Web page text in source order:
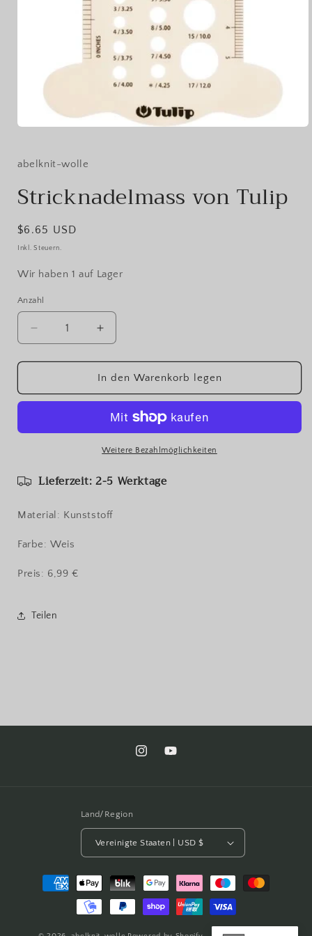
Modal
abelknit-wolle
Stricknadelmass von Tulip
Normaler
Preis
$6.65 USD
Inkl. Steuern.
Wir haben 1 auf Lager
Anzahl
Verringere
die
Menge
Stricknadelmass
Erhöhe
die
Menge
für
Stricknadelmass
Tulip
In den Warenkorb legen
Weitere Bezahlmöglichkeiten
Lieferzeit: 2-5 Werktage
Material: Kunststoff
Farbe: Weis
Preis: 6,99 €
Teilen
InstagramYouTube
Land/Region
Vereinigte Staaten | USD $
Zahlungsmethoden